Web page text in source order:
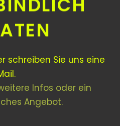
schreiben Sie uns eine
Infos oder ein
Angebot.